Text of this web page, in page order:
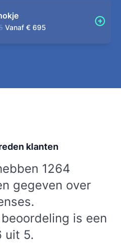
Vanaf € 695
klanten
1264
gegeven over
is een
uit 5.